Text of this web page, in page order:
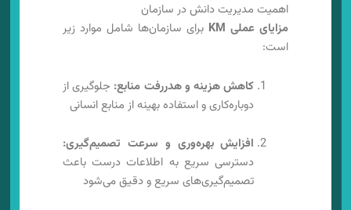
اهمیت مدیریت دانش در سازمان
مزایای عملی KM
برای سازمان‌ها شامل موارد زیر
است:
کاهش هزینه و هدررفت منابع: جلوگیری از
دوباره‌کاری و استفاده بهینه از منابع انسانی
افزایش بهره‌وری و سرعت تصمیم‌گیری:
دسترسی سریع به اطلاعات درست باعث
تصمیم‌گیری‌های سریع و دقیق می‌شود